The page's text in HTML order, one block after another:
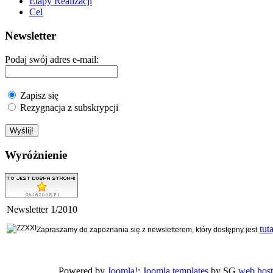
Cel
Newsletter
Podaj swój adres e-mail:
Zapisz się
Rezygnacja z subskrypcji
Wyróżnienie
Newsletter 1/2010
Zapraszamy do zapoznania się z newsletterem, który dostępny jest